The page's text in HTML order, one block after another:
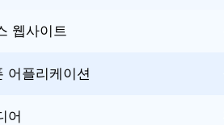
웹사이트
어플리케이션
어